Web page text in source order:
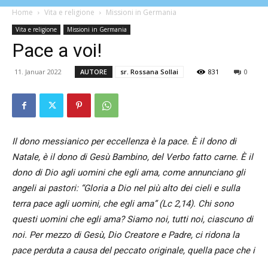
Corriere
Home Vita e religione Missioni in Germania
Vita e religione Missioni in Germania
Pace a voi!
11. Januar 2022 AUTORE sr. Rossana Sollai 831 0
Il dono messianico per eccellenza è la pace. È il dono di
Natale, è il dono di Gesù Bambino, del Verbo fatto carne. È il
dono di Dio agli uomini che egli ama, come annunciano gli
angeli ai pastori: “Gloria a Dio nel più alto dei cieli e sulla
terra pace agli uomini, che egli ama” (Lc 2,14). Chi sono
questi uomini che egli ama? Siamo noi, tutti noi, ciascuno di
noi. Per mezzo di Gesù, Dio Creatore e Padre, ci ridona la
pace perduta a causa del peccato originale, quella pace che i